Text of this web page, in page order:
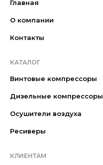
Главная
О компании
Контакты
КАТАЛОГ
Винтовые компрессоры
Дизельные компрессоры
Осушители воздуха
Ресиверы
КЛИЕНТАМ